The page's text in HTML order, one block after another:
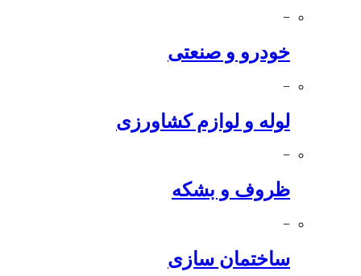
−
خودرو و صنعتی
−
لوله و لوازم کشاورزی
−
ظروف و بشکه
−
ساختمان سازی